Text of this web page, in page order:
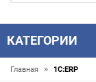
КАТЕГОРИИ
Главная » 1С:ERP